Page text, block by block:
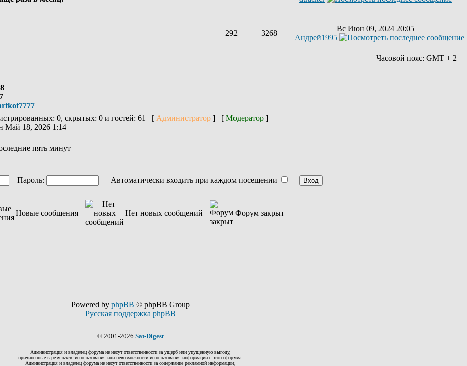
292 3268
Вс Июн 09, 2024 20:05
Андрей1995
Часовой пояс: GMT + 2
0, скрытых: 0 и гостей: 61 [ Администратор ] [ Модератор ]
Май 18, 2026 1:14
пять минут
Пароль: Автоматически входить при каждом посещении
Новые сообщения Нет новых сообщений Форум закрыт
Powered by phpBB © phpBB Group
Русская поддержка phpBB
© 2001-2026 Sat-Digest
Администрация и владелец форума не несут ответственности за ущерб или упущенную выгоду,
причинённые в результате использования или невозможности использования информации с этого форума.
Администрация и владелец форума не несут ответственности за содержание рекламной информации,